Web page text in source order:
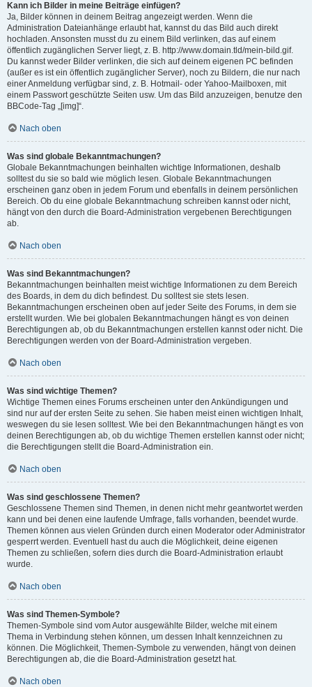
Kann ich Bilder in meine Beiträge einfügen?
Ja, Bilder können in deinem Beitrag angezeigt werden. Wenn die
Administration Dateianhänge erlaubt hat, kannst du das Bild auch direkt
hochladen. Ansonsten musst du zu einem Bild verlinken, das auf einem
öffentlich zugänglichen Server liegt, z. B. http://www.domain.tld/mein-bild.gif.
Du kannst weder Bilder verlinken, die sich auf deinem eigenen PC befinden
(außer es ist ein öffentlich zugänglicher Server), noch zu Bildern, die nur nach
einer Anmeldung verfügbar sind, z. B. Hotmail- oder Yahoo-Mailboxen, mit
einem Passwort geschützte Seiten usw. Um das Bild anzuzeigen, benutze den
BBCode-Tag „[img]“.
Nach oben
Was sind globale Bekanntmachungen?
Globale Bekanntmachungen beinhalten wichtige Informationen, deshalb
solltest du sie so bald wie möglich lesen. Globale Bekanntmachungen
erscheinen ganz oben in jedem Forum und ebenfalls in deinem persönlichen
Bereich. Ob du eine globale Bekanntmachung schreiben kannst oder nicht,
hängt von den durch die Board-Administration vergebenen Berechtigungen
ab.
Nach oben
Was sind Bekanntmachungen?
Bekanntmachungen beinhalten meist wichtige Informationen zu dem Bereich
des Boards, in dem du dich befindest. Du solltest sie stets lesen.
Bekanntmachungen erscheinen oben auf jeder Seite des Forums, in dem sie
erstellt wurden. Wie bei globalen Bekanntmachungen hängt es von deinen
Berechtigungen ab, ob du Bekanntmachungen erstellen kannst oder nicht. Die
Berechtigungen werden von der Board-Administration vergeben.
Nach oben
Was sind wichtige Themen?
Wichtige Themen eines Forums erscheinen unter den Ankündigungen und
sind nur auf der ersten Seite zu sehen. Sie haben meist einen wichtigen Inhalt,
weswegen du sie lesen solltest. Wie bei den Bekanntmachungen hängt es von
deinen Berechtigungen ab, ob du wichtige Themen erstellen kannst oder nicht;
die Berechtigungen stellt die Board-Administration ein.
Nach oben
Was sind geschlossene Themen?
Geschlossene Themen sind Themen, in denen nicht mehr geantwortet werden
kann und bei denen eine laufende Umfrage, falls vorhanden, beendet wurde.
Themen können aus vielen Gründen durch einen Moderator oder Administrator
gesperrt werden. Eventuell hast du auch die Möglichkeit, deine eigenen
Themen zu schließen, sofern dies durch die Board-Administration erlaubt
wurde.
Nach oben
Was sind Themen-Symbole?
Themen-Symbole sind vom Autor ausgewählte Bilder, welche mit einem
Thema in Verbindung stehen können, um dessen Inhalt kennzeichnen zu
können. Die Möglichkeit, Themen-Symbole zu verwenden, hängt von deinen
Berechtigungen ab, die die Board-Administration gesetzt hat.
Nach oben